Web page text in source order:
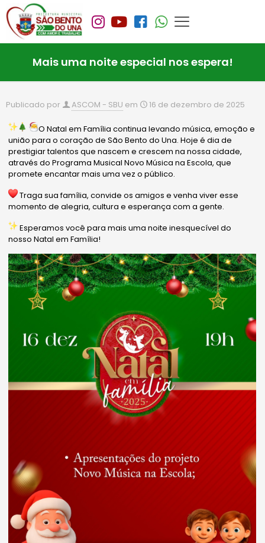
Mais uma noite especial nos espera!
Publicado por ASCOM - SBU em 16 de dezembro de 2025
O Natal em Família continua levando música, emoção e
união para o coração de São Bento do Una. Hoje é dia de
prestigiar talentos que nascem e crescem na nossa cidade,
através do Programa Musical Novo Música na Escola, que
promete encantar mais uma vez o público.
Traga sua família, convide os amigos e venha viver esse
momento de alegria, cultura e esperança com a gente.
Esperamos você para mais uma noite inesquecível do
nosso Natal em Família!